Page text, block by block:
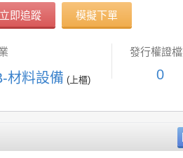
即追蹤 模擬下單
材料設備 (上櫃)
發行權證
0